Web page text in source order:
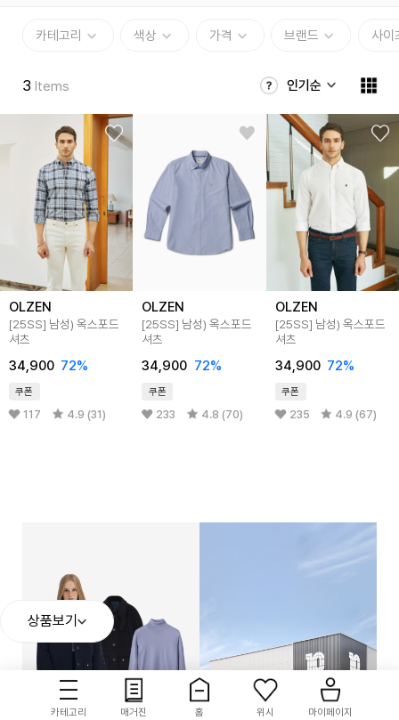
카테고리 색상 가격 브랜드 사이
3 Items 인기순
OLZEN
[25SS] 남성) 옥스포드
셔츠
34,900 72%
쿠폰
117 4.9 (31)
OLZEN
[25SS] 남성) 옥스포드
셔츠
34,900 72%
쿠폰
233 4.8 (70)
OLZEN
[25SS] 남성) 옥스포드
셔츠
34,900 72%
쿠폰
235 4.9 (67)
상품보기
카테고리 매거진 홈 위시 마이페이지